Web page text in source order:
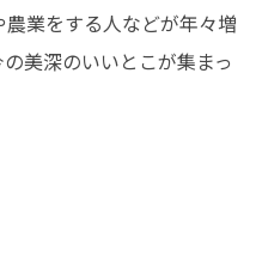
業をする人などが年々増
美深のいいとこが集まっ